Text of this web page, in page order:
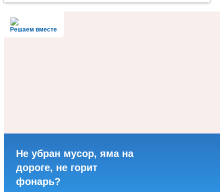
Решаем вместе
Не убран мусор, яма на
дороге, не горит
фонарь?